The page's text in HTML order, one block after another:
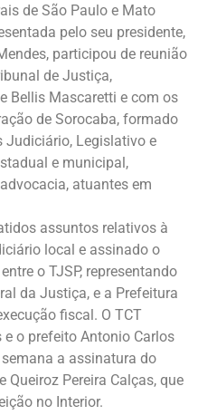
de São Paulo e Mato
pelo seu presidente,
participou de reunião
de Justiça,
Bellis Mascaretti e com os
de Sorocaba, formado
Judiciário, Legislativo e
e municipal,
atuantes em
assuntos relativos à
local e assinado o
o TJSP, representando
da Justiça, e a Prefeitura
fiscal. O TCT
o prefeito Antonio Carlos
a assinatura do
Queiroz Pereira Calças, que
no Interior.